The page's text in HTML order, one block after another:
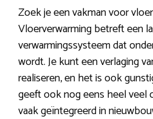
Zoek je een vakman voor
Vloerverwarming betreft een
verwarmingssysteem dat
wordt. Je kunt een verlaging
realiseren, en het is ook
geeft ook nog eens heel veel
vaak geïntegreerd in